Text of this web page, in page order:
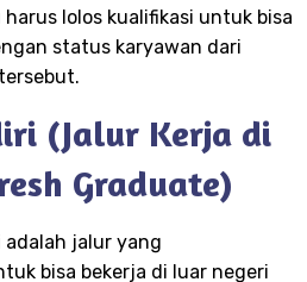
lolos kualifikasi untuk bisa
status karyawan dari
(Jalur Kerja di
Graduate)
jalur yang
bisa bekerja di luar negeri